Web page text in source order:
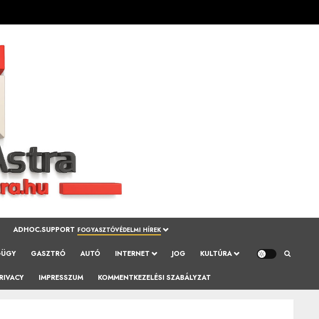
ADHOC.SUPPORT FOGYASZTÓVÉDELMI HÍREK
GASZTRÓ AUTÓ INTERNET JOG KULTÚRA
IMPRESSZUM KOMMENTKEZELÉSI SZABÁLYZAT